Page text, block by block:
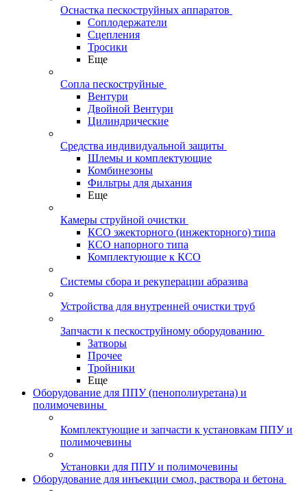
Оснастка пескоструйных аппаратов
Соплодержатели
Сцепления
Тросики
Еще
Сопла пескоструйные
Вентури
Двойной Вентури
Цилиндрические
Средства индивидуальной защиты
Шлемы и комплектующие
Комбинезоны
Фильтры для дыхания
Еще
Камеры струйной очистки
КСО эжекторного (инжекторного) типа
КСО напорного типа
Комплектующие к КСО
Системы сбора и рекуперации абразива
Устройства для внутренней очистки труб
Запчасти к пескоструйному оборудованию
Затворы
Прочее
Тройники
Еще
Оборудование для ППУ (пенополиуретана) и
полимочевины
Комплектующие и запчасти к установкам ППУ и
полимочевины
Установки для ППУ и полимочевины
Оборудование для инъекции смол, раствора и бетона